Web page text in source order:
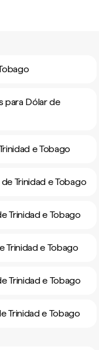
para Dólar de
e Tobago
Trinidad e Tobago
Trinidad e Tobago
Trinidad e Tobago
Trinidad e Tobago
Trinidad e Tobago